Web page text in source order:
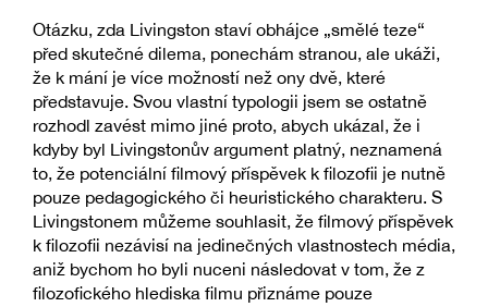
Otázku, zda Livingston staví obhájce „smělé teze“
před skutečné dilema, ponechám stranou, ale ukáži,
že k mání je více možností než ony dvě, které
představuje. Svou vlastní typologii jsem se ostatně
rozhodl zavést mimo jiné proto, abych ukázal, že i
kdyby byl Livingstonův argument platný, neznamená
to, že potenciální filmový příspěvek k filozofii je nutně
pouze pedagogického či heuristického charakteru. S
Livingstonem můžeme souhlasit, že filmový příspěvek
k filozofii nezávisí na jedinečných vlastnostech média,
aniž bychom ho byli nuceni následovat v tom, že z
filozofického hlediska filmu přiznáme pouze